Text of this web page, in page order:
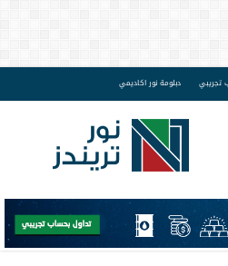
تجريبي دبلومة نور اكاديمي